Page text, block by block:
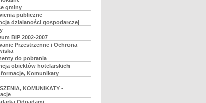
gminy
publiczne
dzialaności gospodarczej
BIP 2002-2007
Przestrzenne i Ochrona
do pobrania
obiektów hotelarskich
Komunikaty
KOMUNIKATY -